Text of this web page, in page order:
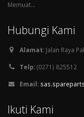
Memuat...
Hubungi Kami
Alamat: Jalan Raya
Telp:(0271) 825512
Email:
Ikuti Kami